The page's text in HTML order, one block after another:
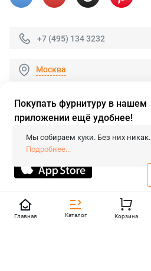
+7 (495) 134 3232
Москва
© 2026 «FieraShop.ru»
Сопровождение сайта
- Вебформат.
Все права защищены.
Не является публичной офертой
Политика конфиденциальности
Главная Каталог Корзина
Покупать фурнитуру в нашем
приложении ещё удобнее!
Мы собираем куки. Без них никак.
Подробнее...